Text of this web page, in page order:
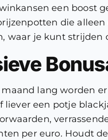
een boost
die
waar je kunt strijden
lang worden
liever een potje
per euro. Houdt